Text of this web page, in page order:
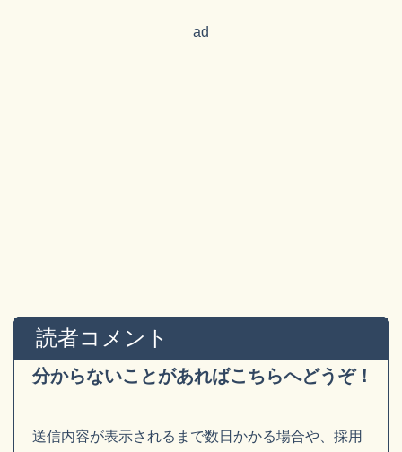
ad
読者コメント
分からないことがあればこちらへどうぞ！
送信内容が表示されるまで数日かかる場合や、採用